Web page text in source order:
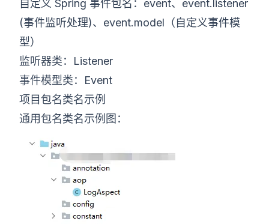
自定义 Spring 事件包名：event、event.listener
(事件监听处理)、event.model（自定义事件模
型）
监听器类：Listener
事件模型类：Event
项目包名类名示例
通用包名类名示例图：